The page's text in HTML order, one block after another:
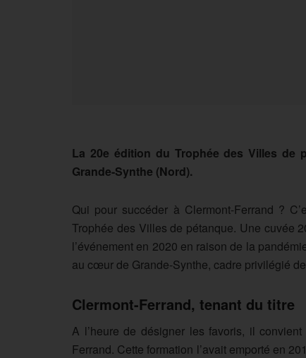
La 20e édition du Trophée des Villes de
Grande-Synthe (Nord).
Qui pour succéder à Clermont-Ferrand ?
Trophée des Villes de pétanque. Une cuvée
l’événement en 2020 en raison de la
au cœur de Grande-Synthe, cadre privilégié
Clermont-Ferrand, tenant du titre
A l’heure de désigner les favoris, il
Ferrand. Cette formation l’avait emporté en